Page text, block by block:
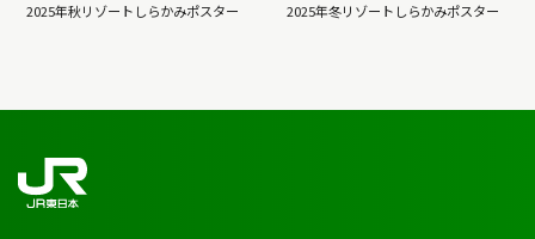
2025年秋リゾートしらかみポスター 2025年冬リゾートしらかみポスター